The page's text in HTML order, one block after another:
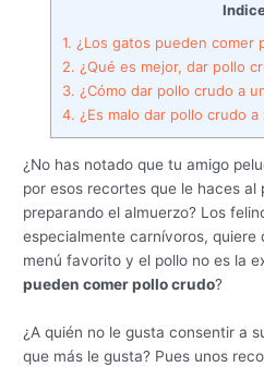
1. ¿Los gatos pueden comer
2. ¿Qué es mejor, dar pollo
3. ¿Cómo dar pollo crudo a
4. ¿Es malo dar pollo crudo
¿No has notado que tu amigo
por esos recortes que le haces al
preparando el almuerzo? Los
especialmente carnívoros, quiere
menú favorito y el pollo no es la
pueden comer pollo crudo?
¿A quién no le gusta consentir a
que más le gusta? Pues unos